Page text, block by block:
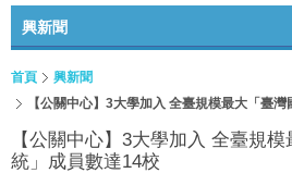
興新聞
首頁
興新聞
【公關中心】3大學加入 全臺規模最大「臺
【公關中心】3大學加入 全臺規
統」成員數達14校